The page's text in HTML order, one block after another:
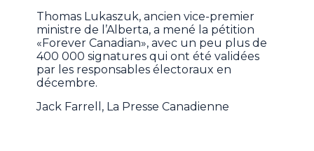
Thomas Lukaszuk, ancien vice-premier
ministre de l’Alberta, a mené la pétition
«Forever Canadian», avec un peu plus de
400 000 signatures qui ont été validées
par les responsables électoraux en
décembre.
Jack Farrell, La Presse Canadienne